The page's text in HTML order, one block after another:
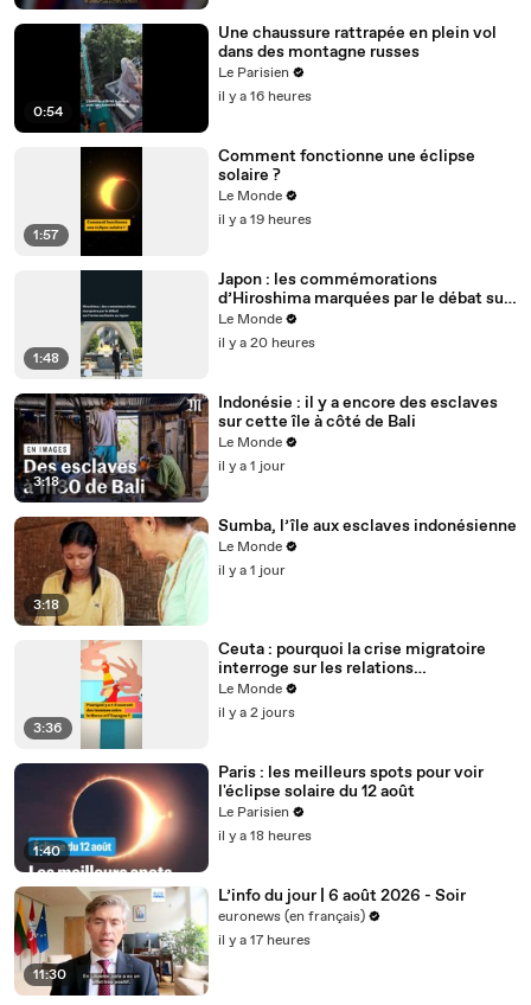
0:54
Une chaussure rattrapée en plein vol
dans des montagne russes
Le Parisien
il y a 16 heures
1:57
Comment fonctionne une éclipse
solaire ?
Le Monde
il y a 19 heures
1:48
Japon : les commémorations
d’Hiroshima marquées par le débat sur
l’arme nucléaire
Le Monde
il y a 20 heures
3:18
Indonésie : il y a encore des esclaves
sur cette île à côté de Bali
Le Monde
il y a 1 jour
3:18
Sumba, l’île aux esclaves indonésienne
Le Monde
il y a 1 jour
3:36
Ceuta : pourquoi la crise migratoire
interroge sur les relations
diplomatiques entre le Maroc et
l’Espagne ?
Le Monde
il y a 2 jours
1:40
Paris : les meilleurs spots pour voir
l'éclipse solaire du 12 août
Le Parisien
il y a 18 heures
11:30
L’info du jour | 6 août 2026 - Soir
euronews (en français)
il y a 17 heures